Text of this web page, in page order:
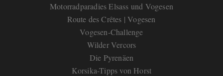
Motorradparadies Elsass und Vogesen
Route des Crêtes | Vogesen
Vogesen-Challenge
Wilder Vercors
Die Pyrenäen
Korsika-Tipps von Horst